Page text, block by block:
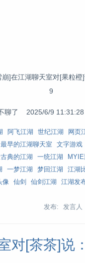
崩]在江湖聊天室对[果粒
9
聊了 2025/6/9 11:31:28
阿飞江湖 世纪江湖 网页
最早的江湖聊天室 文字游戏
典的江湖 一统江湖
一梦江湖 梦回江湖 江湖
像 仙剑 仙剑江湖 江湖发
发布: 发言人
对[茶茶]说